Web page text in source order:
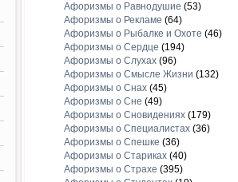
Афоризмы о Равнодушие (53)
Афоризмы о Рекламе (64)
Афоризмы о Рыбалке и Охоте (46)
Афоризмы о Сердце (194)
Афоризмы о Слухах(96)
Афоризмы о Смысле Жизни (132)
Афоризмы о Снах(45)
Афоризмы о Сне (49)
Афоризмы о Сновидениях(179)
Афоризмы о Специалистах(36)
Афоризмы о Спешке (36)
Афоризмы о Стариках(40)
Афоризмы о Страхе (395)